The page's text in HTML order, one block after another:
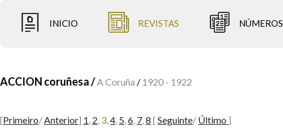
INICIO REVISTAS NÚMEROS
ACCION coruñesa /A Coruña / 1920 - 1922
[Primeiro/Anterior] 1, 2, 3,4, 5,6, 7,8 [ Seguinte/ Último ]